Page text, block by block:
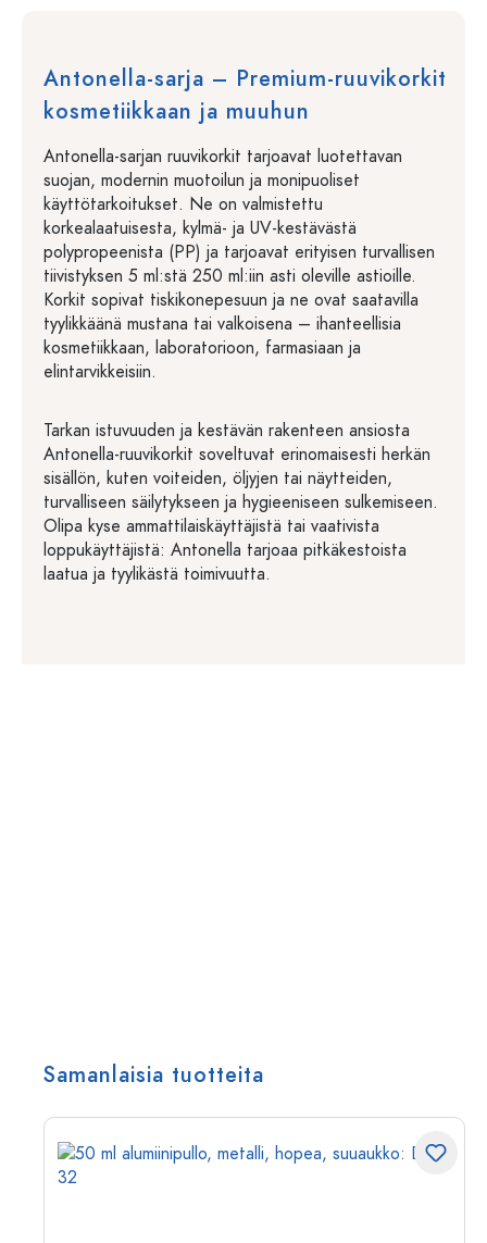
Antonella-sarja – Premium-ruuvikorkit
kosmetiikkaan ja muuhun
Antonella-sarjan ruuvikorkit tarjoavat luotettavan
suojan, modernin muotoilun ja monipuoliset
käyttötarkoitukset. Ne on valmistettu
korkealaatuisesta, kylmä- ja UV-kestävästä
polypropeenista (PP) ja tarjoavat erityisen turvallisen
tiivistyksen 5 ml:stä 250 ml:iin asti oleville astioille.
Korkit sopivat tiskikonepesuun ja ne ovat saatavilla
tyylikkäänä mustana tai valkoisena – ihanteellisia
kosmetiikkaan, laboratorioon, farmasiaan ja
elintarvikkeisiin.
Tarkan istuvuuden ja kestävän rakenteen ansiosta
Antonella-ruuvikorkit soveltuvat erinomaisesti herkän
sisällön, kuten voiteiden, öljyjen tai näytteiden,
turvalliseen säilytykseen ja hygieeniseen sulkemiseen.
Olipa kyse ammattilaiskäyttäjistä tai vaativista
loppukäyttäjistä: Antonella tarjoaa pitkäkestoista
laatua ja tyylikästä toimivuutta.
Samanlaisia tuotteita